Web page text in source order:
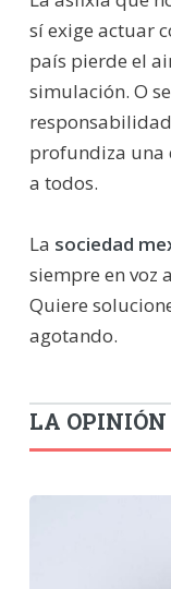
sí exige actuar
país pierde el
simulación. O
profundiza una
a todos.
La sociedad
siempre en voz
Quiere
agotando.
LA OPINIÓN